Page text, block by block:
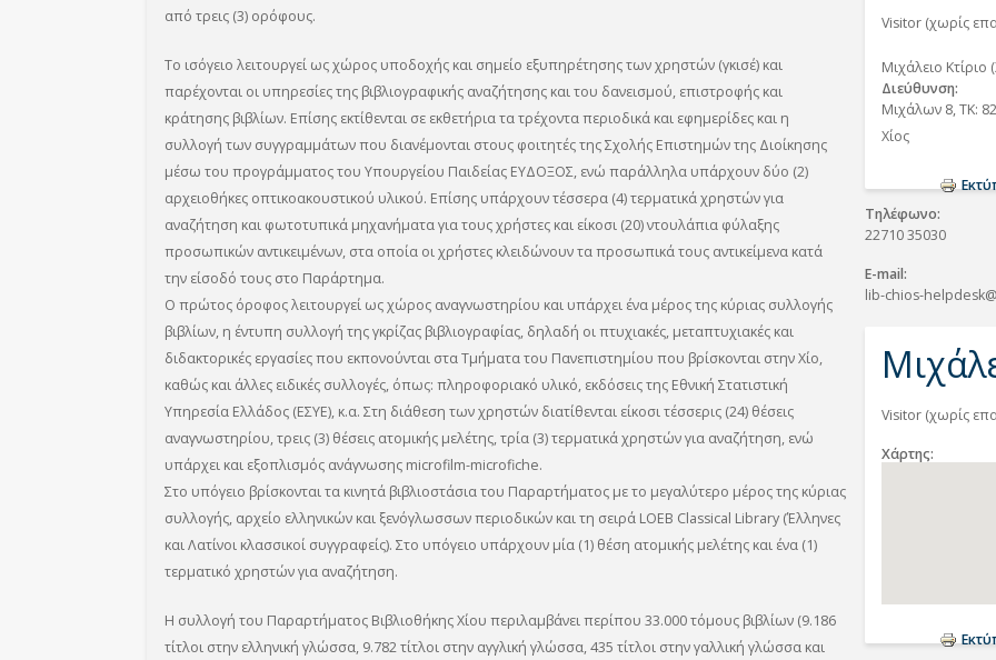
από τρεις (3) ορόφους.
Το ισόγειο λειτουργεί ως χώρος υποδοχής και σημείο εξυπηρέτησης των χρηστών (γκισέ) και
παρέχονται οι υπηρεσίες της βιβλιογραφικής αναζήτησης και του δανεισμού, επιστροφής και
κράτησης βιβλίων. Επίσης εκτίθενται σε εκθετήρια τα τρέχοντα περιοδικά και εφημερίδες και η
συλλογή των συγγραμμάτων που διανέμονται στους φοιτητές της Σχολής Επιστημών της Διοίκησης
μέσω του προγράμματος του Υπουργείου Παιδείας ΕΥΔΟΞΟΣ, ενώ παράλληλα υπάρχουν δύο (2)
αρχειοθήκες οπτικοακουστικού υλικού. Επίσης υπάρχουν τέσσερα (4) τερματικά χρηστών για
αναζήτηση και φωτοτυπικά μηχανήματα για τους χρήστες και είκοσι (20) ντουλάπια φύλαξης
προσωπικών αντικειμένων, στα οποία οι χρήστες κλειδώνουν τα προσωπικά τους αντικείμενα κατά
την είσοδό τους στο Παράρτημα.
Ο πρώτος όροφος λειτουργεί ως χώρος αναγνωστηρίου και υπάρχει ένα μέρος της κύριας συλλογής
βιβλίων, η έντυπη συλλογή της γκρίζας βιβλιογραφίας, δηλαδή οι πτυχιακές, μεταπτυχιακές και
διδακτορικές εργασίες που εκπονούνται στα Τμήματα του Πανεπιστημίου που βρίσκονται στην Χίο,
καθώς και άλλες ειδικές συλλογές, όπως: πληροφοριακό υλικό, εκδόσεις της Εθνική Στατιστική
Υπηρεσία Ελλάδος (ΕΣΥΕ), κ.α. Στη διάθεση των χρηστών διατίθενται είκοσι τέσσερις (24) θέσεις
αναγνωστηρίου, τρεις (3) θέσεις ατομικής μελέτης, τρία (3) τερματικά χρηστών για αναζήτηση, ενώ
υπάρχει και εξοπλισμός ανάγνωσης microfilm-microfiche.
Στο υπόγειο βρίσκονται τα κινητά βιβλιοστάσια του Παραρτήματος με το μεγαλύτερο μέρος της κύριας
συλλογής, αρχείο ελληνικών και ξενόγλωσσων περιοδικών και τη σειρά LOEB Classical Library (Έλληνες
και Λατίνοι κλασσικοί συγγραφείς). Στο υπόγειο υπάρχουν μία (1) θέση ατομικής μελέτης και ένα (1)
τερματικό χρηστών για αναζήτηση.
Η συλλογή του Παραρτήματος Βιβλιοθήκης Χίου περιλαμβάνει περίπου 33.000 τόμους βιβλίων (9.186
τίτλοι στην ελληνική γλώσσα, 9.782 τίτλοι στην αγγλική γλώσσα, 435 τίτλοι στην γαλλική γλώσσα και
Visitor (χωρίς
Μιχάλειο Κτίριο
Διεύθυνση
Μιχάλων 8, ΤΚ:
Χίος
Τηλέφωνο
22710 35030
E-mail
lib-chios-
Visitor (χωρίς
Χάρτης